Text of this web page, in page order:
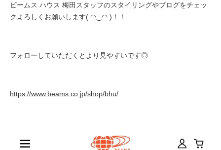
ビームス ハウス 梅田スタッフのスタイリングやブログをチェッ
クよろしくお願いします( ◠‿◠ )！！
フォローしていただくとより見やすいです◎
https://www.beams.co.jp/shop/bhu/